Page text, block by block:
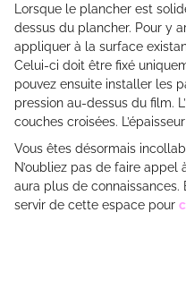
Lorsque le plancher est
dessus du plancher. Pour y
appliquer à la surface
Celui-ci doit être fixé
pouvez ensuite installer les
pression au-dessus du film.
couches croisées.
Vous êtes désormais
N’oubliez pas de faire
aura plus de connaissances.
servir de cette espace pour